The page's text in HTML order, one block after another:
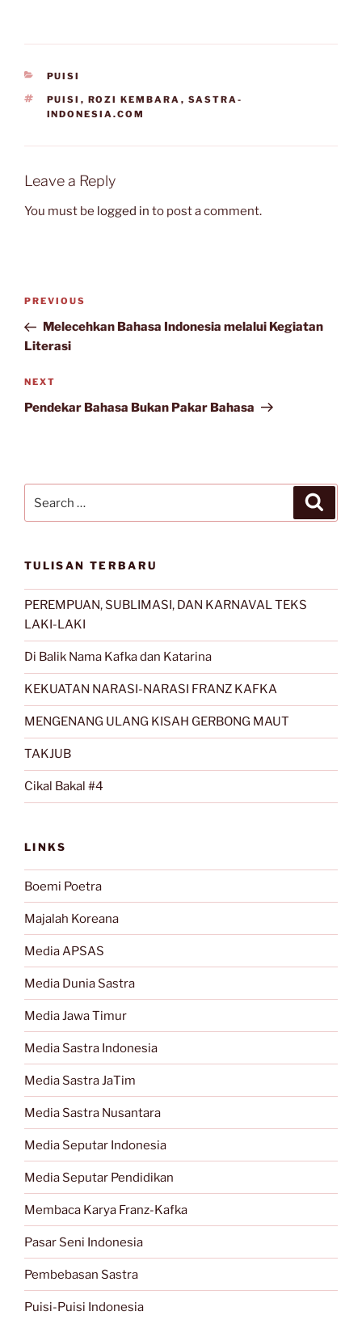
CATEGORIES
PUISI
TAGS
PUISI , ROZI KEMBARA , SASTRA-
INDONESIA.COM
Leave a Reply
You must be logged in to post a comment.
Post
Previous
Post
PREVIOUS
Melecehkan Bahasa Indonesia melalui Kegiatan
Literasi
Next
Post
NEXT
Pendekar Bahasa Bukan Pakar Bahasa
for:
TULISAN TERBARU
PEREMPUAN, SUBLIMASI, DAN KARNAVAL TEKS
LAKI-LAKI
Di Balik Nama Kafka dan Katarina
KEKUATAN NARASI-NARASI FRANZ KAFKA
MENGENANG ULANG KISAH GERBONG MAUT
TAKJUB
Cikal Bakal #4
LINKS
Boemi Poetra
Majalah Koreana
Media APSAS
Media Dunia Sastra
Media Jawa Timur
Media Sastra Indonesia
Media Sastra JaTim
Media Sastra Nusantara
Media Seputar Indonesia
Media Seputar Pendidikan
Membaca Karya Franz-Kafka
Pasar Seni Indonesia
Pembebasan Sastra
Puisi-Puisi Indonesia